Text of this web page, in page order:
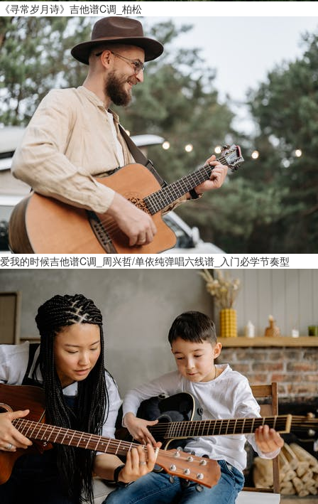
《寻常岁月诗》吉他谱C调_柏松
爱我的时候吉他谱C调_周兴哲/单依纯弹唱六线谱_入门必学节奏型